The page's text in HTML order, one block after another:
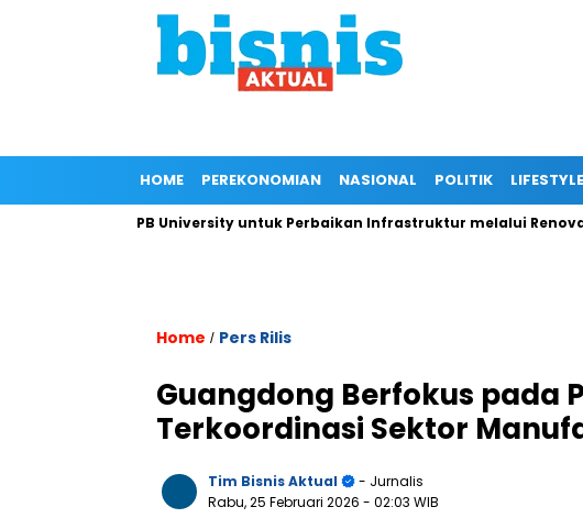
HOME PEREKONOMIAN NASIONAL POLITIK LIFESTYLE
IPB University untuk Perbaikan Infrastruktur melalui Renovasi
Home / Pers Rilis
Guangdong Berfokus pada
Terkoordinasi Sektor
Tim Bisnis Aktual
- Jurnalis
Rabu, 25 Februari 2026 - 02:03 WIB